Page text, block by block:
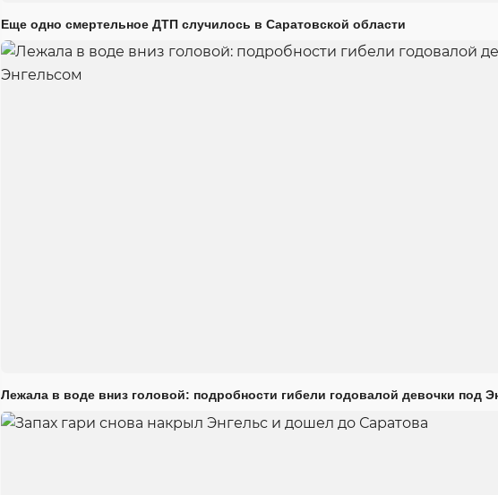
Еще одно смертельное ДТП случилось в Саратовской области
Лежала в воде вниз головой: подробности гибели годовалой девочки под